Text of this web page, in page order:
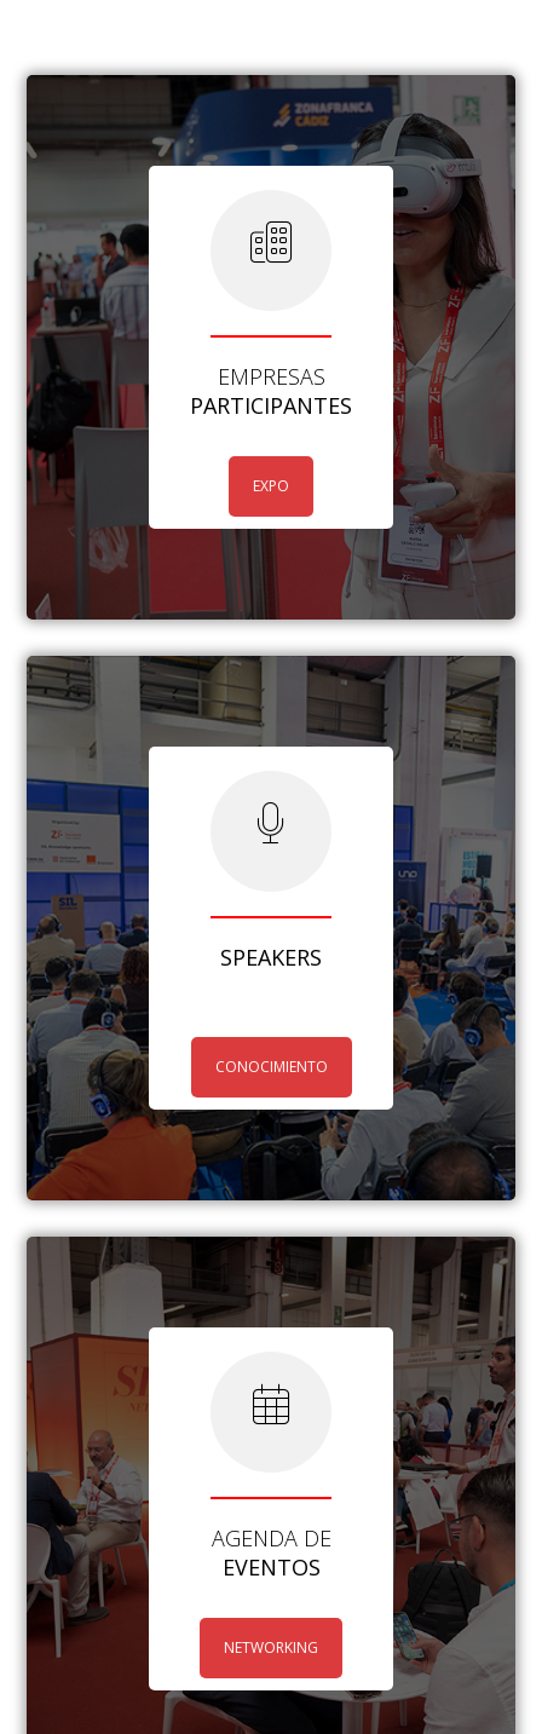
EMPRESAS
PARTICIPANTES
EXPO
SPEAKERS
CONOCIMIENTO
AGENDA DE
EVENTOS
NETWORKING